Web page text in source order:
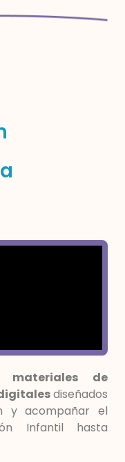
materiales de
diseñados
y acompañar el
Infantil hasta